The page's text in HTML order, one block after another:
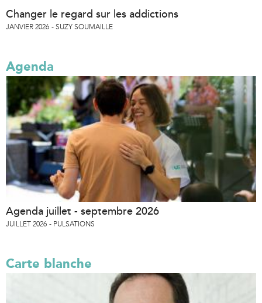
Changer le regard sur les addictions
JANVIER 2026 SUZY SOUMAILLE
Agenda
Agenda juillet - septembre 2026
JUILLET 2026 PULSATIONS
Carte blanche